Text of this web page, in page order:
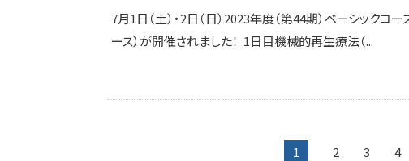
7月1日（土）・2日（日）2023年度（第44期）ベーシック
ース）が開催されました！ 1日目機械的再生療法（...
1 2 3 4